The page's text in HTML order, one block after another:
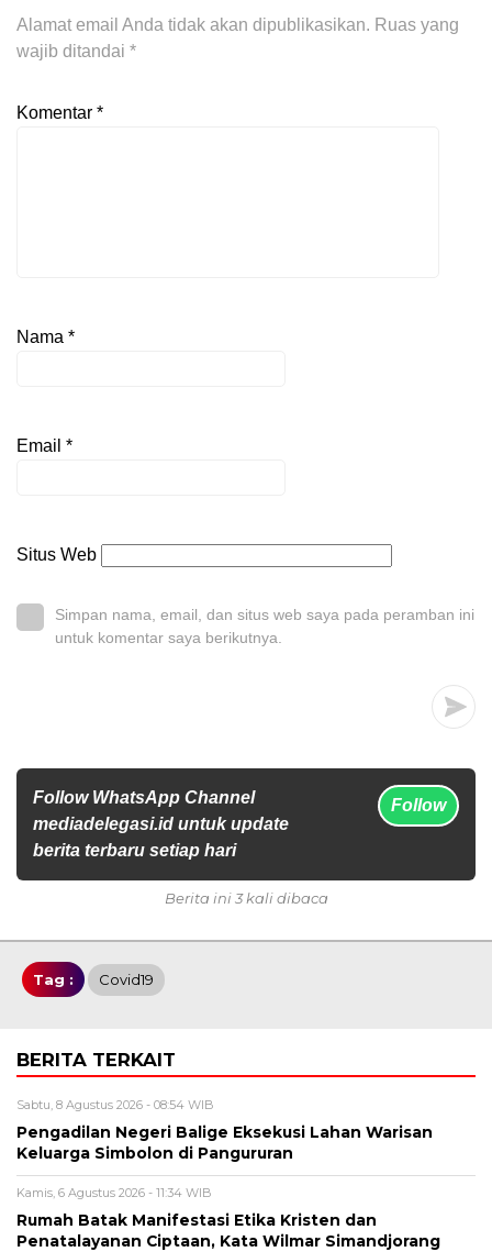
Alamat email Anda tidak akan dipublikasikan. Ruas yang
wajib ditandai *
Komentar *
Nama *
Email *
Situs Web
Simpan nama, email, dan situs web saya pada peramban ini
untuk komentar saya berikutnya.
Follow WhatsApp Channel
mediadelegasi.id untuk update
berita terbaru setiap hari
Follow
Berita ini 3 kali dibaca
Tag : Covid19
BERITA TERKAIT
Sabtu, 8 Agustus 2026 - 08:54 WIB
Pengadilan Negeri Balige Eksekusi Lahan Warisan
Keluarga Simbolon di Pangururan
Kamis, 6 Agustus 2026 - 11:34 WIB
Rumah Batak Manifestasi Etika Kristen dan
Penatalayanan Ciptaan, Kata Wilmar Simandjorang